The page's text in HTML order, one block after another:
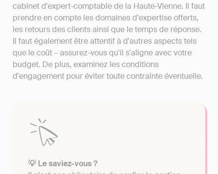
cabinet d'expert-comptable de la Haute-Vienne. Il faut
prendre en compte les domaines d'expertise offerts,
les retours des clients ainsi que le temps de réponse.
Il faut également être attentif à d'autres aspects tels
que le coût – assurez-vous qu'il s'aligne avec votre
budget. De plus, examinez les conditions
d'engagement pour éviter toute contrainte éventuelle.
💡 Le saviez-vous ?